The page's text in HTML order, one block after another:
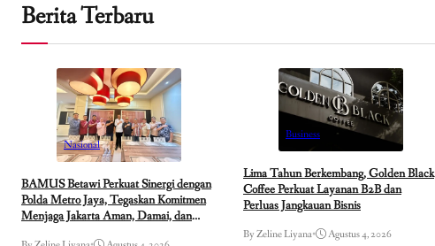
Berita Terbaru
Nasional
BAMUS Betawi Perkuat Sinergi dengan
Polda Metro Jaya, Tegaskan Komitmen
Menjaga Jakarta Aman, Damai, dan
Business
Lima Tahun Berkembang, Golden Black
Coffee Perkuat Layanan B2B dan
Perluas Jangkauan Bisnis
By Zeline Liyana• Agustus 4, 2026